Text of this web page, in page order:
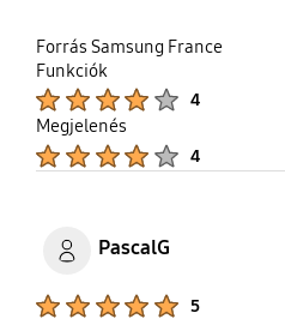
Forrás Samsung France
Funkciók
4
Megjelenés
4
PascalG
5